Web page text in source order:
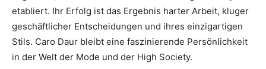
etabliert. Ihr Erfolg ist das Ergebnis harter Arbeit, kluger
geschäftlicher Entscheidungen und ihres einzigartigen
Stils. Caro Daur bleibt eine faszinierende Persönlichkeit
in der Welt der Mode und der High Society.